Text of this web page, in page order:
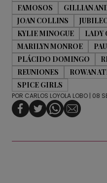
FAMOSOS
GILLIAN
JOAN COLLINS
KYLIE MINOGUE
LADY
MARILYN MONROE
PLÁCIDO DOMINGO
REUNIONES
ROWAN
SPICE GIRLS
POR CARLOS LOYOLA LOBO | 08